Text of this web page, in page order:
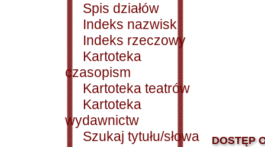
Spis działów
Indeks nazwisk
Indeks rzeczowy
Kartoteka
czasopism
Kartoteka teatrów
Kartoteka
wydawnictw
Szukaj tytułu/słowa
DOSTĘP